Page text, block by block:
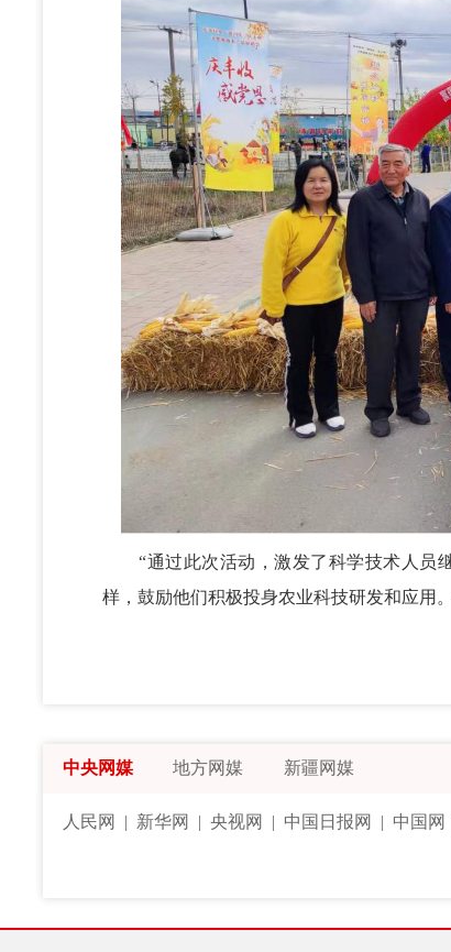
“通过此次活动，激发了科学技术人员继
样，鼓励他们积极投身农业科技研发和应用
中央网媒 地方网媒 新疆网媒
人民网 新华网 |央视网 中国日报网 中国网